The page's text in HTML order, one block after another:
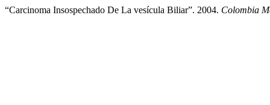
“Carcinoma Insospechado De La vesícula Biliar”. 2004. Colombia